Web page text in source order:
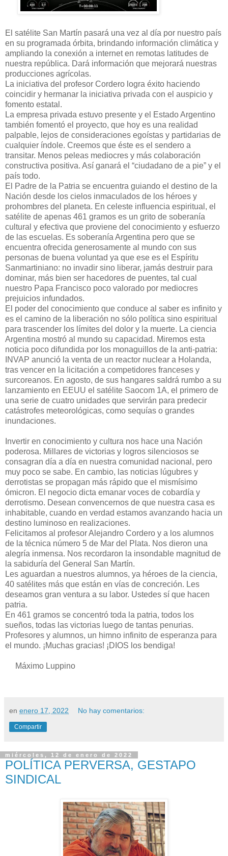
El satélite San Martín pasará una vez al día por nuestro país
en su programada órbita, brindando información climática y
ampliando la conexión a internet en remotas latitudes de
nuestra república. Dará información que mejorará nuestras
producciones agrícolas.
La iniciativa del profesor Cordero logra éxito haciendo
coincidir y hermanar la iniciativa privada con el auspicio y
fomento estatal.
La empresa privada estuvo presente y el Estado Argentino
también fomentó el proyecto, que hoy es una realidad
palpable, lejos de consideraciones egoístas y partidarias de
cualquier índole. Creemos que éste es el sendero a
transitar. Menos peleas mediocres y más colaboración
constructiva positiva. Así ganará el “ciudadano de a pie” y el
país todo.
El Padre de la Patria se encuentra guiando el destino de la
Nación desde los cielos inmaculados de los héroes y
prohombres del planeta. En celeste influencia espiritual, el
satélite de apenas 461 gramos es un grito de soberanía
cultural y efectiva que proviene del conocimiento y esfuerzo
de las escuelas. Es soberanía Argentina pero que se
encuentra ofrecida generosamente al mundo con sus
personas de buena voluntad ya que ese es el Espíritu
Sanmartiniano: no invadir sino liberar, jamás destruir para
dominar, más bien ser hacedores de puentes, tal cual
nuestro Papa Francisco poco valorado por mediocres
prejuicios infundados.
El poder del conocimiento que conduce al saber es infinito y
es el camino de la liberación no sólo política sino espiritual
para trascender los límites del dolor y la muerte. La ciencia
Argentina mostró al mundo su capacidad. Miremos esta
noticia poco difundida por los monaguillos de la anti-patria:
INVAP anunció la venta de un reactor nuclear a Holanda,
tras vencer en la licitación a competidores franceses y
surcoreanos. En agosto, de sus hangares saldrá rumbo a su
lanzamiento en EEUU el satélite Saocom 1A, el primero de
una serie de cuatro unidades que servirán para predecir
catástrofes meteorológicas, como sequías o grandes
inundaciones.
Invertir en conocimiento y cultura nos hace una Nación
poderosa. Millares de victorias y logros silenciosos se
consagran día a día en nuestra comunidad nacional, pero
muy poco se sabe. En cambio, las noticias lúgubres y
derrotistas se propagan más rápido que el mismísimo
ómicron. El negocio dicta emanar voces de cobardía y
derrotismo. Desean convencernos de que nuestra casa es
inhabitable, cuando en verdad estamos avanzando hacia un
destino luminoso en realizaciones.
Felicitamos al profesor Alejandro Cordero y a los alumnos
de la técnica número 5 de Mar del Plata. Nos dieron una
alegría inmensa. Nos recordaron la insondable magnitud de
la sabiduría del General San Martín.
Les aguardan a nuestros alumnos, ya héroes de la ciencia,
40 satélites más que están en vías de concreción. Les
deseamos gran ventura a su labor. Ustedes sí que hacen
patria.
En 461 gramos se concentró toda la patria, todos los
sueños, todas las victorias luego de tantas penurias.
Profesores y alumnos, un himno infinito de esperanza para
el mundo. ¡Muchas gracias! ¡DIOS los bendiga!
Máximo Luppino
en enero 17, 2022 No hay comentarios:
Compartir
miércoles, 12 de enero de 2022
POLÍTICA PERVERSA, GESTAPO
SINDICAL